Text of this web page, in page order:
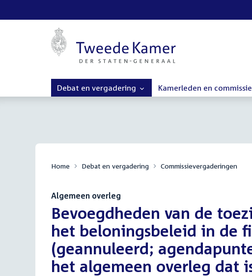
Debat en vergadering Kamerleden en
Home Debat en vergadering Commissievergaderingen
Algemeen overleg
:Bevoegdheden van de
het beloningsbeleid in de
(geannuleerd;
het algemeen overleg dat